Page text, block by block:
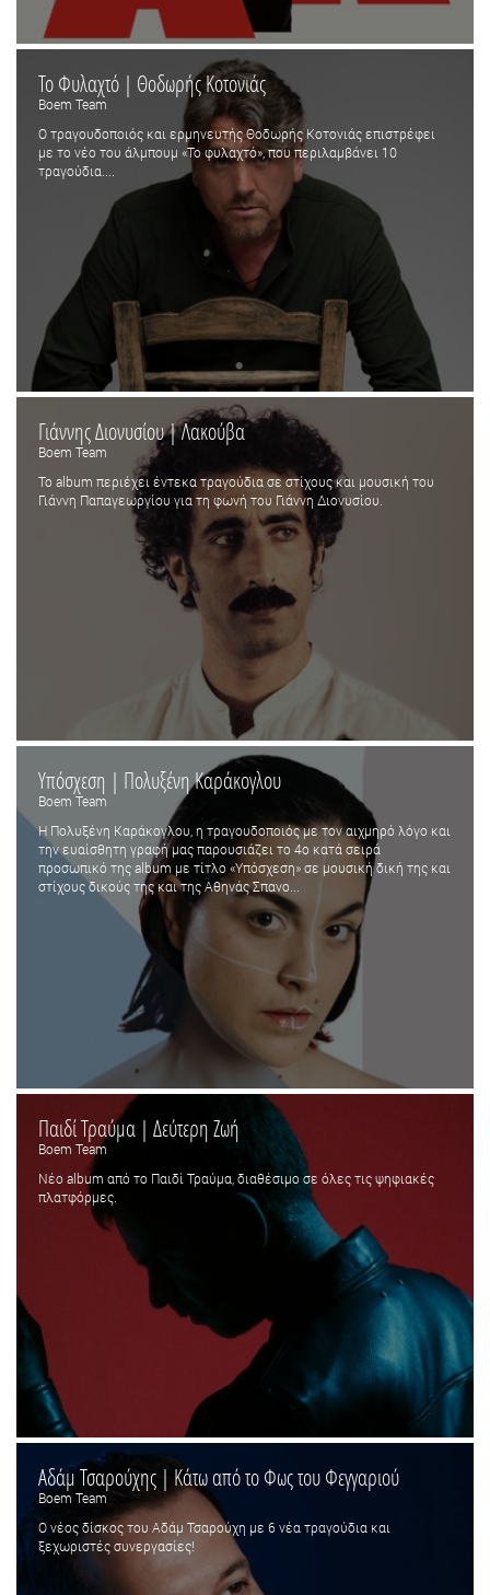
Το Φυλαχτό | Θοδωρής Κοτονιάς
Boem Team
Ο τραγουδοποιός και ερμηνευτής Θοδωρής Κοτονιάς επιστρέφει
με το νέο του άλμπουμ «Το φυλαχτό», που περιλαμβάνει 10
τραγούδια....
Γιάννης Διονυσίου | Λακούβα
Boem Team
Το album περιέχει έντεκα τραγούδια σε στίχους και μουσική του
Γιάννη Παπαγεωργίου για τη φωνή του Γιάννη Διονυσίου.
Υπόσχεση | Πολυξένη Καράκογλου
Boem Team
Η Πολυξένη Καράκογλου, η τραγουδοποιός με τον αιχμηρό λόγο και
την ευαίσθητη γραφή μας παρουσιάζει το 4ο κατά σειρά
προσωπικό της album με τίτλο «Υπόσχεση» σε μουσική δική της και
στίχους δικούς της και της Αθηνάς Σπανο...
Παιδί Τραύμα | Δεύτερη Ζωή
Boem Team
Νέο album από το Παιδί Τραύμα, διαθέσιμο σε όλες τις ψηφιακές
πλατφόρμες.
Αδάμ Τσαρούχης | Κάτω από το Φως του Φεγγαριού
Boem Team
Ο νέος δίσκος του Αδάμ Τσαρούχη με 6 νέα τραγούδια και
ξεχωριστές συνεργασίες!